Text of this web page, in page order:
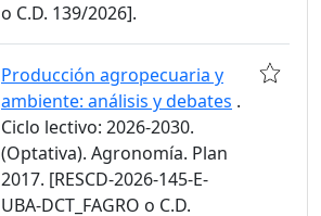
o C.D. 139/2026].
Producción agropecuaria y
ambiente: análisis y debates .
Ciclo lectivo: 2026-2030.
(Optativa). Agronomía. Plan
2017. [RESCD-2026-145-E-
UBA-DCT_FAGRO o C.D.